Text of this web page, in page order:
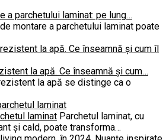
a parchetului laminat: pe lung…
montare a parchetului laminat poate
la apă. Ce înseamnă și cum…
la apă se distinge ca o
laminat Parchetul laminat, cu
și cald, poate transforma…